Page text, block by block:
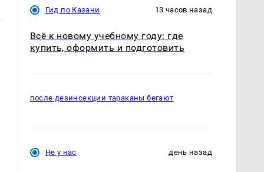
Гид по Казани 13 часов назад
Всё к новому учебному году: где
купить, оформить и подготовить
после дезинсекции тараканы бегают
Не у нас день назад